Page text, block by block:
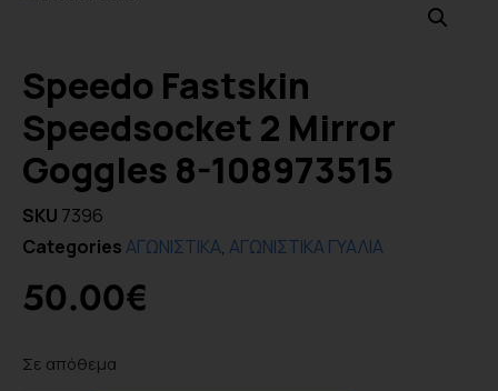
Speedo Fastskin
Speedsocket 2 Mirror
Goggles 8-108973515
SKU 7396
CategoriesΑΓΩΝΙΣΤΙΚΑ, ΑΓΩΝΙΣΤΙΚΑ ΓΥΑΛΙΑ
50.00€
Σε απόθεμα